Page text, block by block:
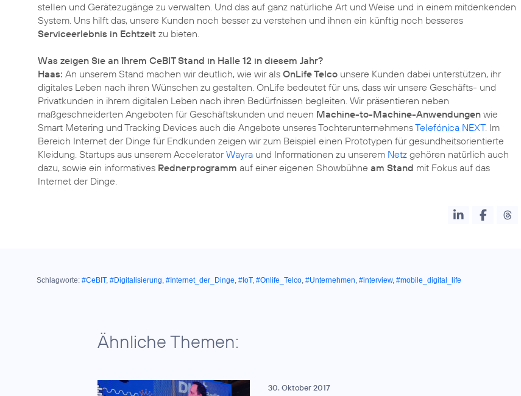
stellen und Gerätezugänge zu verwalten. Und das auf ganz natürliche Art und Weise und in einem mitdenkenden
System. Uns hilft das, unsere Kunden noch besser zu verstehen und ihnen ein künftig noch besseres
Serviceerlebnis in Echtzeit zu bieten.
Was zeigen Sie an Ihrem CeBIT Stand in Halle 12 in diesem Jahr?
Haas: An unserem Stand machen wir deutlich, wie wir als OnLife Telco unsere Kunden dabei unterstützen, ihr
digitales Leben nach ihren Wünschen zu gestalten. OnLife bedeutet für uns, dass wir unsere Geschäfts- und
Privatkunden in ihrem digitalen Leben nach ihren Bedürfnissen begleiten. Wir präsentieren neben
maßgeschneiderten Angeboten für Geschäftskunden und neuen Machine-to-Machine-Anwendungen wie
Smart Metering und Tracking Devices auch die Angebote unseres TochterunternehmensTelefónica NEXT. Im
Bereich Internet der Dinge für Endkunden zeigen wir zum Beispiel einen Prototypen für gesundheitsorientierte
Kleidung. Startups aus unserem AcceleratorWayra und Informationen zu unserem Netz gehören natürlich auch
dazu, sowie ein informatives Rednerprogramm auf einer eigenen Showbühne am Stand mit Fokus auf das
Internet der Dinge.
Schlagworte: #CeBIT, #Digitalisierung, #Internet_der_Dinge, #IoT, #Onlife_Telco, #Unternehmen, #interview, #mobile_digital_life
Ähnliche Themen:
30. Oktober 2017